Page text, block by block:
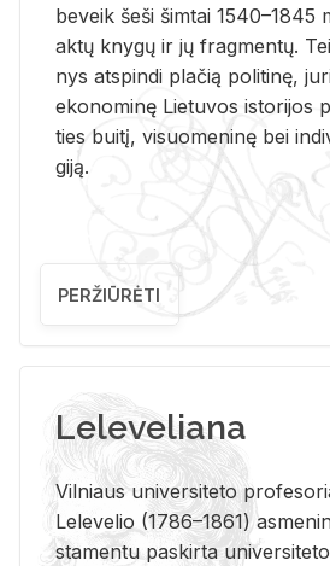
be­veik šeši šim­tai 1540–1845
aktų kny­gų ir jų frag­men­tų.
nys at­spin­di pla­čią po­li­ti­nę,
eko­no­mi­nę Lie­tu­vos is­to­ri­jos
ties bui­tį, vi­suo­me­ni­nę bei
gi­ją.
PERŽIŪRĖTI
Leleveliana
Vil­niaus uni­ver­si­te­to
Le­le­ve­lio (1786–1861)
sta­men­tu pa­skir­ta